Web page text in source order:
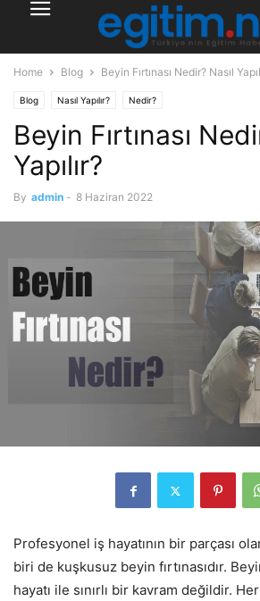
Home Blog Beyin Fırtınası Nedir? Nasıl
Blog Nasıl Yapılır? Nedir?
Beyin Fırtınası
Yapılır?
By admin - 8 Haziran 2022
Profesyonel iş hayatının bir parçası
biri de kuşkusuz beyin fırtınasıdır.
hayatı ile sınırlı bir kavram değildir.